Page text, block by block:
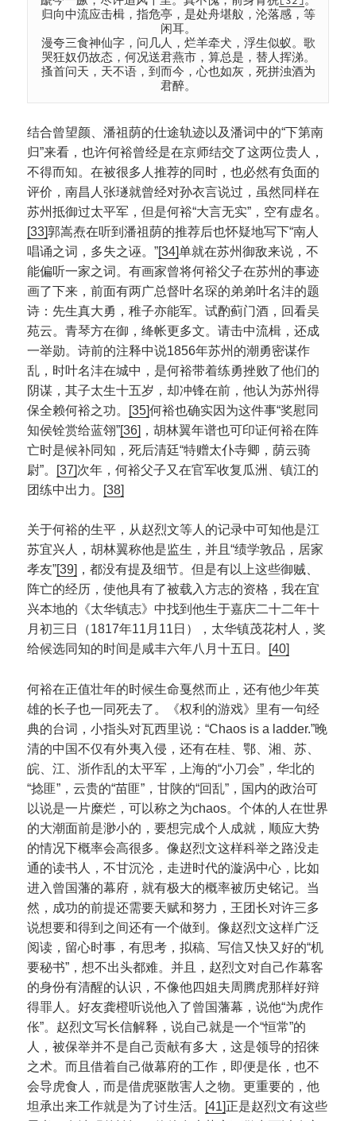
归向中流应击楫，指危亭，是处舟堪舣，沦落感，等
闲耳。
漫夸三食神仙字，问几人，烂羊牵犬，浮生似蚁。歌
哭狂奴仍故态，何况送君燕市，算总是，替人挥涕。
搔首问天，天不语，到而今，心也如灰，死拼浊酒为
君醉。
结合曾望颜、潘祖荫的仕途轨迹以及潘词中的“下第南
归”来看，也许何裕曾经是在京师结交了这两位贵人，
不得而知。在被很多人推荐的同时，也必然有负面的
评价，南昌人张璲就曾经对孙衣言说过，虽然同样在
苏州抵御过太平军，但是何裕“大言无实”，空有虚名。
[33]郭嵩焘在听到潘祖荫的推荐后也怀疑地写下“南人
唱诵之词，多失之诬。”[34]单就在苏州御敌来说，不
能偏听一家之词。有画家曾将何裕父子在苏州的事迹
画了下来，前面有两广总督叶名琛的弟弟叶名沣的题
诗：先生真大勇，稚子亦能军。试酌蓟门酒，回看吴
苑云。青琴方在御，绛帐更多文。请击中流楫，还成
一举勋。诗前的注释中说1856年苏州的潮勇密谋作
乱，时叶名沣在城中，是何裕带着练勇挫败了他们的
阴谋，其子太生十五岁，却冲锋在前，他认为苏州得
保全赖何裕之功。 [35]何裕也确实因为这件事“奖慰同
知侯铨赏给蓝翎”[36] ，胡林翼年谱也可印证何裕在阵
亡时是候补同知，死后清廷“特赠太仆寺卿，荫云骑
尉”。 [37]次年，何裕父子又在官军收复瓜洲、镇江的
团练中出力。 [38]
关于何裕的生平，从赵烈文等人的记录中可知他是江
苏宜兴人，胡林翼称他是监生，并且“绩学敦品，居家
孝友”[39] ，都没有提及细节。但是有以上这些御贼、
阵亡的经历，使他具有了被载入方志的资格，我在宜
兴本地的《太华镇志》中找到他生于嘉庆二十二年十
月初三日（1817年11月11日），太华镇茂花村人，奖
给候选同知的时间是咸丰六年八月十五日。 [40]
何裕在正值壮年的时候生命戛然而止，还有他少年英
雄的长子也一同死去了。《权利的游戏》里有一句经
典的台词，小指头对瓦西里说：“Chaos is a ladder.”晚
清的中国不仅有外夷入侵，还有在桂、鄂、湘、苏、
皖、江、浙作乱的太平军，上海的“小刀会”，华北的
“捻匪”，云贵的“苗匪”，甘陕的“回乱”，国内的政治可
以说是一片糜烂，可以称之为chaos。个体的人在世界
的大潮面前是渺小的，要想完成个人成就，顺应大势
的情况下概率会高很多。像赵烈文这样科举之路没走
通的读书人，不甘沉沦，走进时代的漩涡中心，比如
进入曾国藩的幕府，就有极大的概率被历史铭记。当
然，成功的前提还需要天赋和努力，王团长对许三多
说想要和得到之间还有一个做到。像赵烈文这样广泛
阅读，留心时事，有思考，拟稿、写信又快又好的“机
要秘书”，想不出头都难。并且，赵烈文对自己作幕客
的身份有清醒的认识，不像他四姐夫周腾虎那样好辩
得罪人。好友龚橙听说他入了曾国藩幕，说他“为虎作
伥”。赵烈文写长信解释，说自己就是一个“恒常”的
人，被保举并不是自己贡献有多大，这是领导的招徕
之术。而且借着自己做幕府的工作，即便是伥，也不
会导虎食人，而是借虎驱散害人之物。更重要的，他
坦承出来工作就是为了讨生活。 [41]正是赵烈文有这些